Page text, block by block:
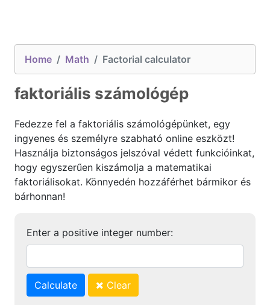
Home Math Factorial calculator
faktoriális számológép
Fedezze fel a faktoriális számológépünket, egy
ingyenes és személyre szabható online eszközt!
Használja biztonságos jelszóval védett funkcióinkat,
hogy egyszerűen kiszámolja a matematikai
faktoriálisokat. Könnyedén hozzáférhet bármikor és
bárhonnan!
Enter a positive integer number:
Calculate Clear